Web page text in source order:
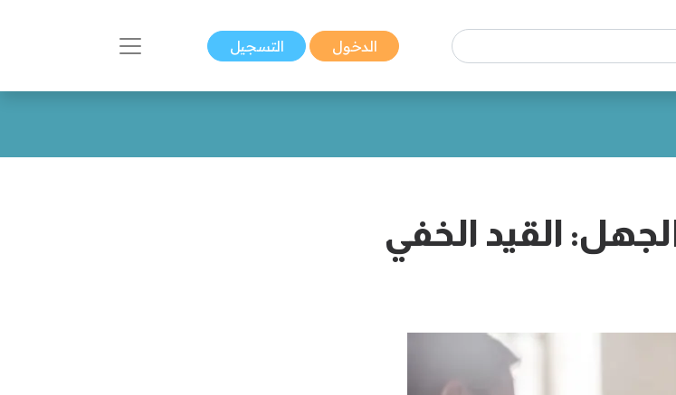
الدخول التسجيل
القيد الخفي